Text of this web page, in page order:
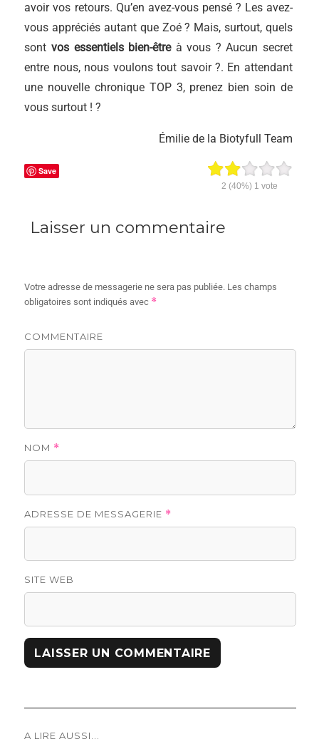
avoir vos retours. Qu’en avez-vous pensé ? Les avez-
vous appréciés autant que Zoé ? Mais, surtout, quels
sont vos essentiels bien-êtreà vous ? Aucun secret
entre nous, nous voulons tout savoir ?. En attendant
une nouvelle chronique TOP 3, prenez bien soin de
vous surtout ! ?
Émilie de la Biotyfull Team
2 (40%) 1 vote
Save
Laisser un commentaire
Votre adresse de messagerie ne sera pas publiée. Les champs
obligatoires sont indiqués avec *
COMMENTAIRE
NOM *
ADRESSE DE MESSAGERIE *
SITE WEB
Navigation
A LIRE AUSSI...